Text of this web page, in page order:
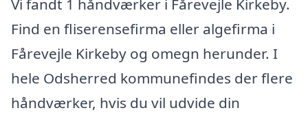
Vi fandt 1 håndværker i Fårevejle Kirkeby.
Find en fliserensefirma eller algefirma i
Fårevejle Kirkeby og omegn herunder. I
hele Odsherred kommunefindes der flere
håndværker, hvis du vil udvide din